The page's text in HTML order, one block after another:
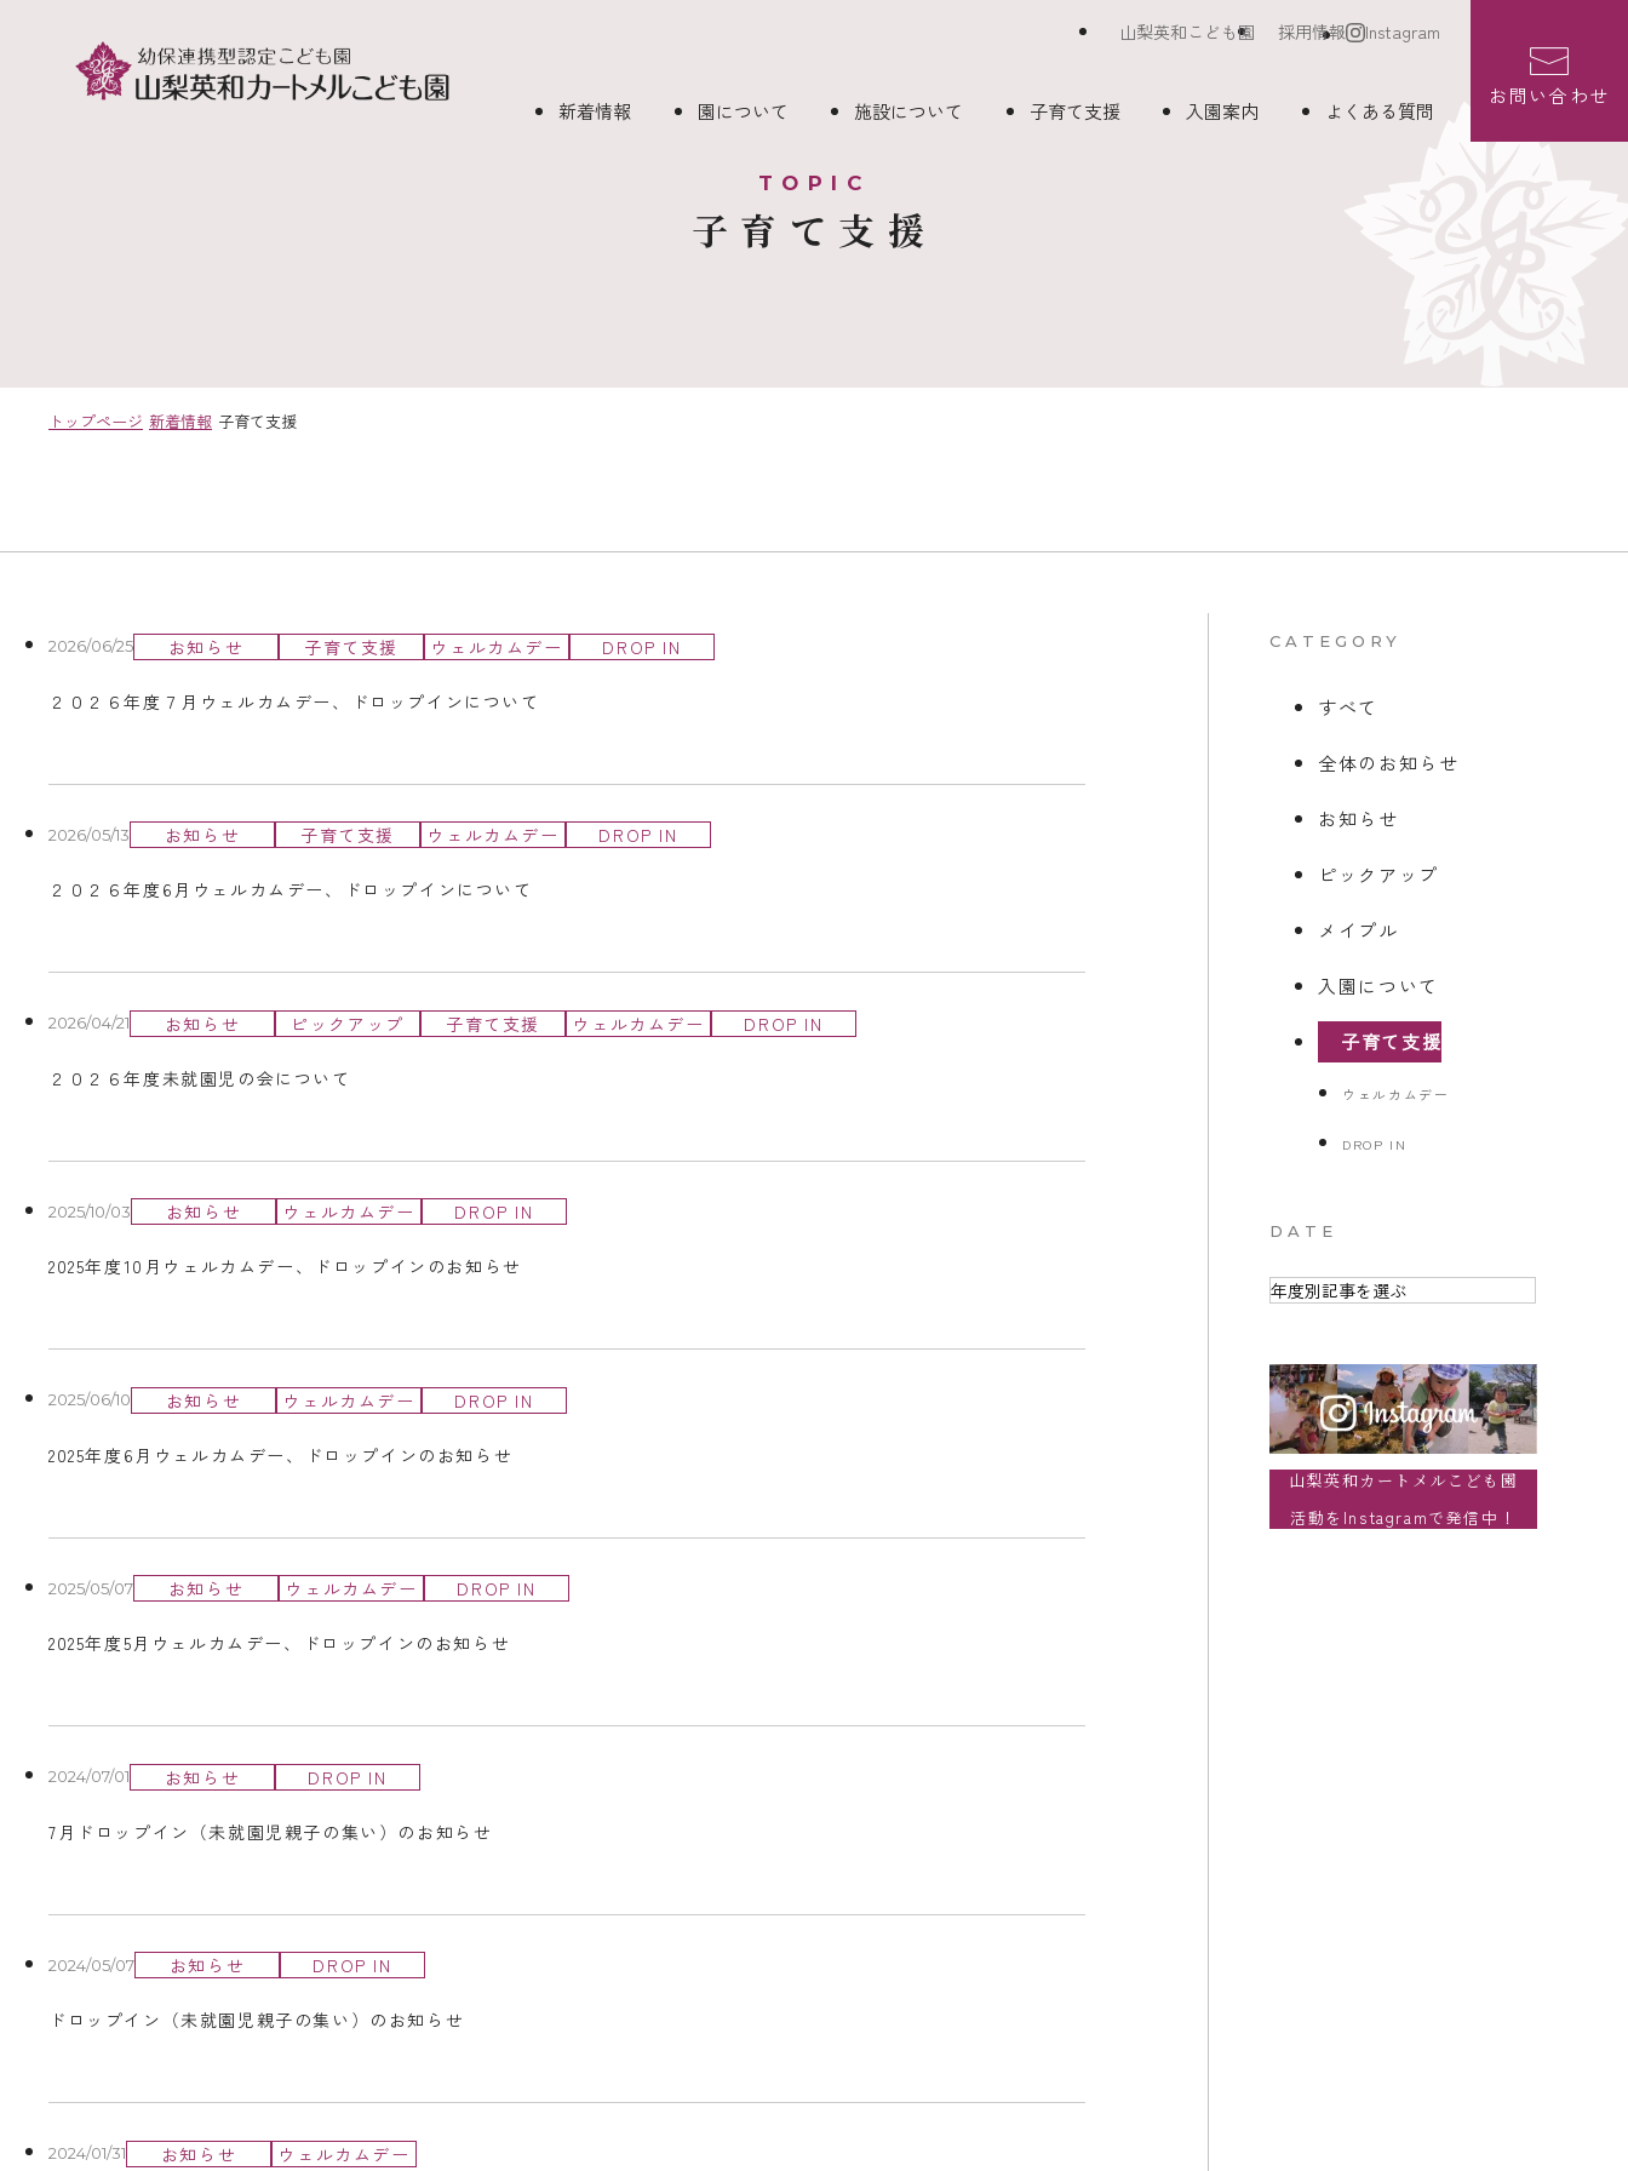
新着情報 園について 施設について 子育て支援 入園案内 よくある質問
山梨英和こども園 採用情報 Instagram
お問い合わせ
子育て支援
トップページ 新着情報 子育て支援
2026/06/25 お知らせ 子育て支援 ウェルカムデー DROP IN
２０２６年度７月ウェルカムデー、ドロップインについて
2026/05/13 お知らせ 子育て支援 ウェルカムデー DROP IN
２０２６年度6月ウェルカムデー、ドロップインについて
2026/04/21 お知らせ ピックアップ 子育て支援 ウェルカムデー DROP IN
２０２６年度未就園児の会について
2025/10/03 お知らせ ウェルカムデー DROP IN
2025年度10月ウェルカムデー、ドロップインのお知らせ
2025/06/10 お知らせ ウェルカムデー DROP IN
2025年度6月ウェルカムデー、ドロップインのお知らせ
2025/05/07 お知らせ ウェルカムデー DROP IN
2025年度5月ウェルカムデー、ドロップインのお知らせ
2024/07/01 お知らせ DROP IN
7月ドロップイン（未就園児親子の集い）のお知らせ
2024/05/07 お知らせ DROP IN
ドロップイン（未就園児親子の集い）のお知らせ
2024/01/31 お知らせ ウェルカムデー
CATEGORY
すべて
全体のお知らせ
お知らせ
ピックアップ
メイプル
入園について
子育て支援
ウェルカムデー
DROP IN
DATE
山梨英和カートメルこども園
活動をInstagramで発信中！